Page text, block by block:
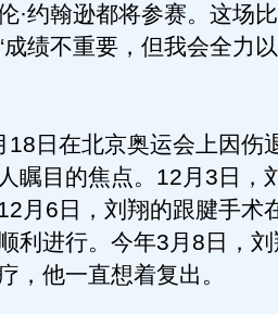
·约翰逊都将参赛。这场
绩不重要，但我会全力
日在北京奥运会上因伤
瞩目的焦点。12月3日，
月6日，刘翔的跟腱手术
利进行。今年3月8日，
，他一直想着复出。